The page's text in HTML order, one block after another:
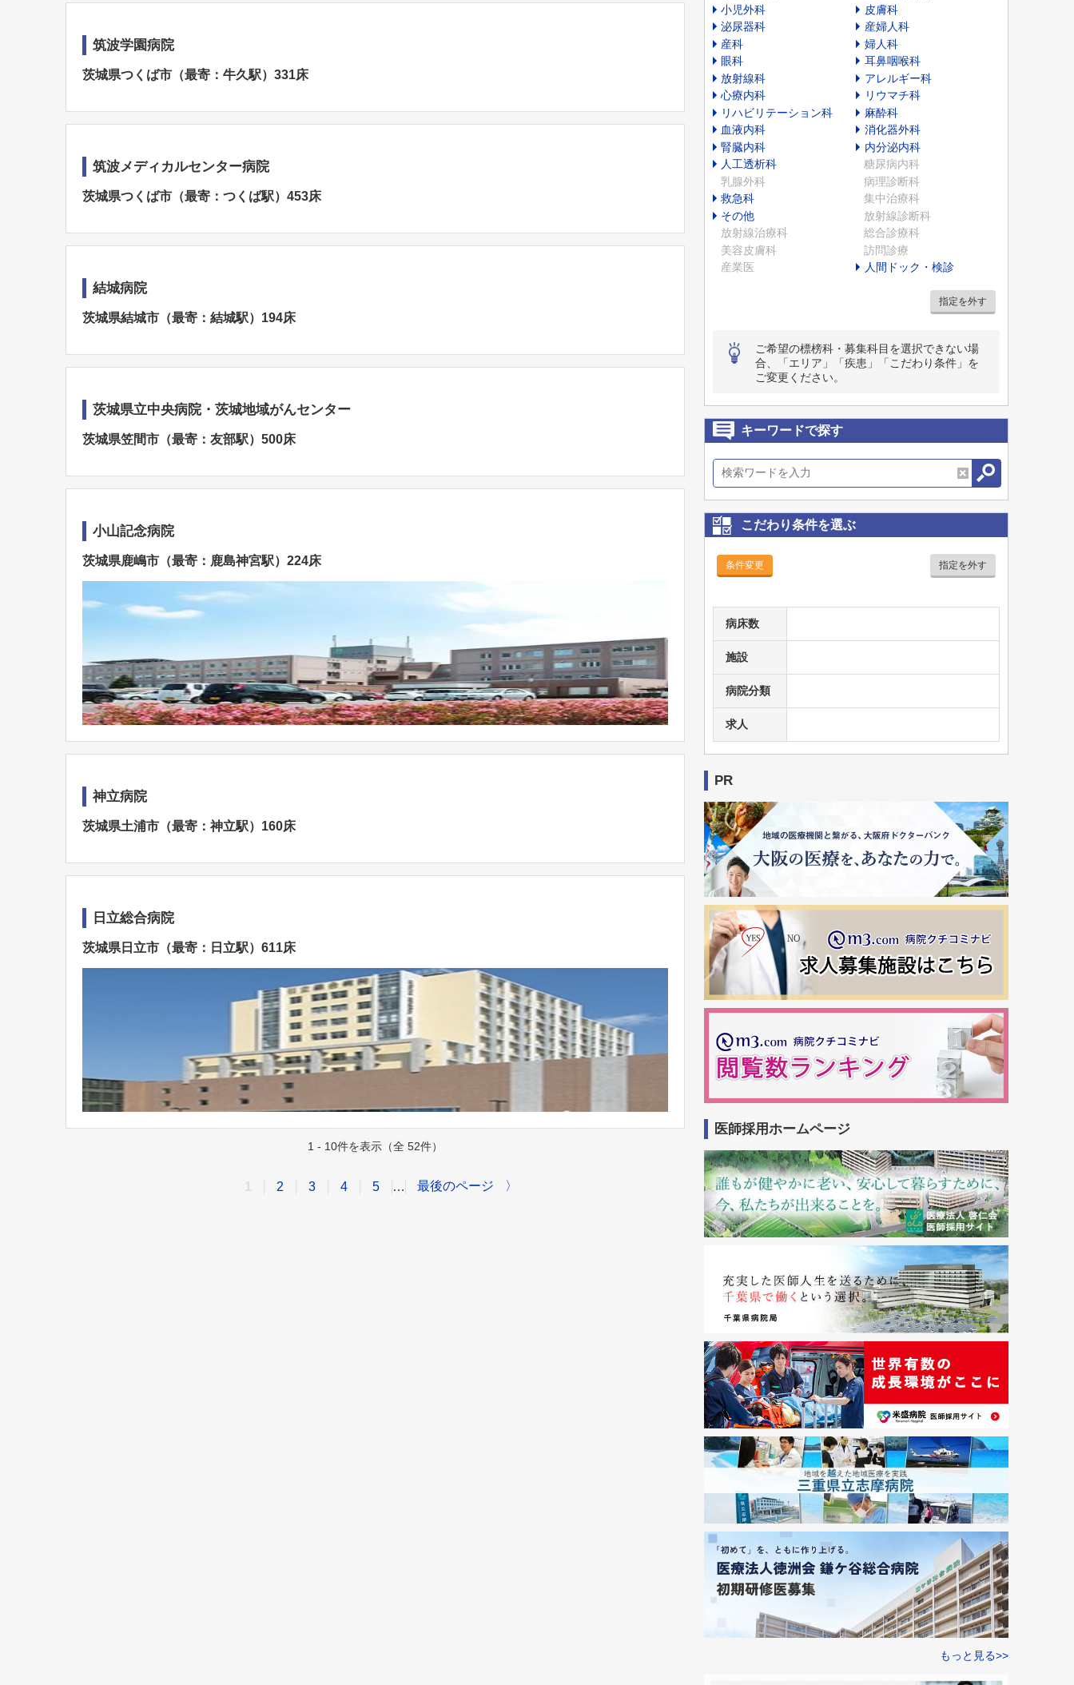
筑波学園病院
茨城県つくば市（最寄：牛久駅）331床
筑波メディカルセンター病院
茨城県つくば市（最寄：つくば駅）453床
結城病院
茨城県結城市（最寄：結城駅）194床
茨城県立中央病院・茨城地域がんセンター
茨城県笠間市（最寄：友部駅）500床
小山記念病院
茨城県鹿嶋市（最寄：鹿島神宮駅）224床
神立病院
茨城県土浦市（最寄：神立駅）160床
日立総合病院
茨城県日立市（最寄：日立駅）611床
1 - 10件を表示（全 52件）
2 3 4 5 … 最後のページ 〉
小児外科
皮膚科
泌尿器科
産婦人科
産科
婦人科
眼科
耳鼻咽喉科
放射線科
アレルギー科
心療内科
リウマチ科
リハビリテーション科
麻酔科
血液内科
消化器外科
腎臓内科
内分泌内科
人工透析科
糖尿病内科
乳腺外科
病理診断科
救急科
集中治療科
その他
放射線診断科
放射線治療科
総合診療科
美容皮膚科
訪問診療
産業医
人間ドック・検診
指定を外す
ご希望の標榜科・募集科目を選択できない場
合、「エリア」「疾患」「こだわり条件」を
ご変更ください。
キーワードで探す
こだわり条件を選ぶ
条件変更 指定を外す
病床数
施設
病院分類
求人
PR
医師採用ホームページ
もっと見る>>